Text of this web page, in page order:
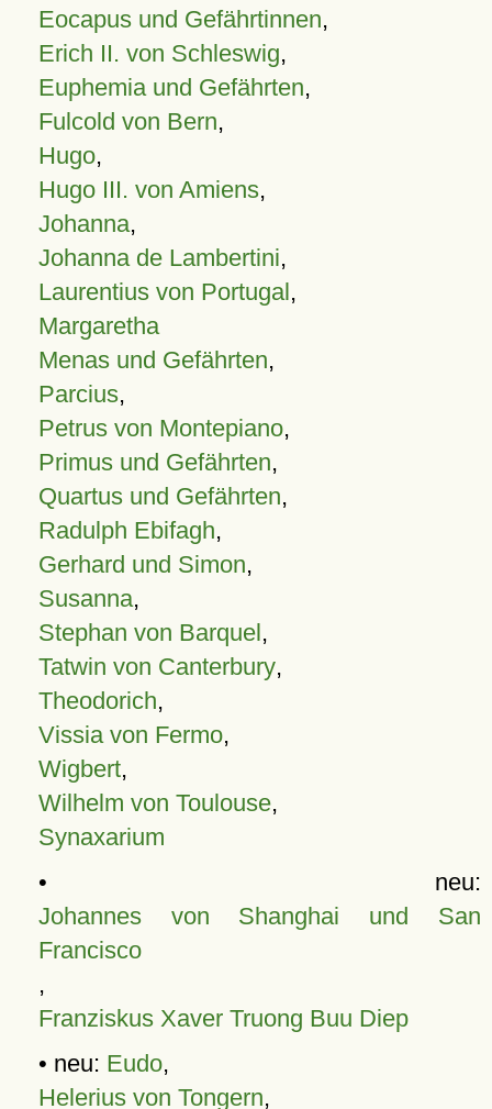
Eocapus und Gefährtinnen,
Erich II. von Schleswig,
Euphemia und Gefährten,
Fulcold von Bern,
Hugo,
Hugo III. von Amiens,
Johanna,
Johanna de Lambertini,
Laurentius von Portugal,
Margaretha
Menas und Gefährten,
Parcius,
Petrus von Montepiano,
Primus und Gefährten,
Quartus und Gefährten,
Radulph Ebifagh,
Gerhard und Simon,
Susanna,
Stephan von Barquel,
Tatwin von Canterbury,
Theodorich,
Vissia von Fermo,
Wigbert,
Wilhelm von Toulouse,
Synaxarium
• neu:
Johannes von Shanghai und San
Francisco
,
Franziskus Xaver Truong Buu Diep
• neu: Eudo,
Helerius von Tongern,